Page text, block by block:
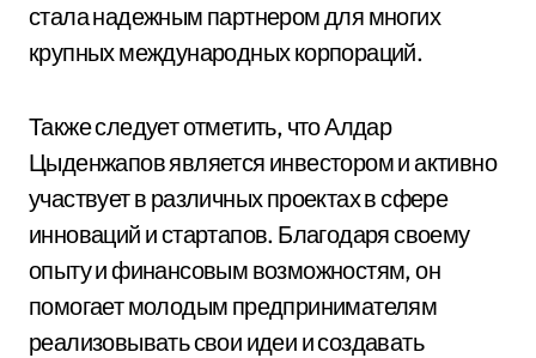
стала надежным партнером для многих
крупных международных корпораций.
Также следует отметить, что Алдар
Цыденжапов является инвестором и активно
участвует в различных проектах в сфере
инноваций и стартапов. Благодаря своему
опыту и финансовым возможностям, он
помогает молодым предпринимателям
реализовывать свои идеи и создавать